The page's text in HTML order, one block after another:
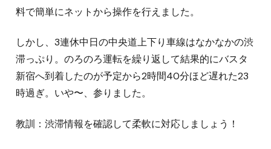
料で簡単にネットから操作を行えました。
しかし、3連休中日の中央道上下り車線はなかなかの渋
滞っぷり。のろのろ運転を繰り返して結果的にバスタ
新宿へ到着したのが予定から2時間40分ほど遅れた23
時過ぎ。いや〜、参りました。
教訓：渋滞情報を確認して柔軟に対応しましょう！